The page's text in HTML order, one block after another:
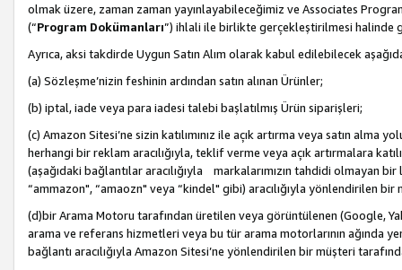
olmak üzere, zaman zaman yayınlayabileceğimiz ve Associates
(“Program Dokümanları”) ihlali ile birlikte gerçekleştirilmesi halinde
Ayrıca, aksi takdirde Uygun Satın Alım olarak kabul edilebilecek
(a) Sözleşme’nizin feshinin ardından satın alınan Ürünler;
(b) iptal, iade veya para iadesi talebi başlatılmış Ürün siparişleri;
(c) Amazon Sitesi’ne sizin katılımınız ile açık artırma veya satın alma
herhangi bir reklam aracılığıyla, teklif verme veya açık artırmalara
(aşağıdaki bağlantılar aracılığıyla markalarımızın tahdidi olmayan
“ammazon", “amaozn" veya “kindel" gibi) aracılığıyla yönlendirilen
(d)bir Arama Motoru tarafından üretilen veya görüntülenen (Google,
arama ve referans hizmetleri veya bu tür arama motorlarının ağında
bağlantı aracılığıyla Amazon Sitesi’ne yönlendirilen bir müşteri